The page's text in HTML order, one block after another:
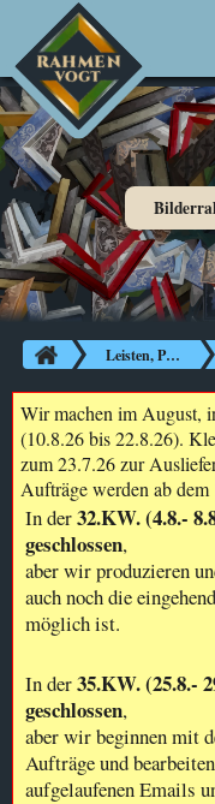
Leisten, Passepartouts, Glas etc.
Wir machen im August,
(10.8.26 bis 22.8.26).
zum 23.7.26 zur
Aufträge werden ab
In der32.KW. (4.8.-
geschlossen,
aber wir produzieren
auch noch die
möglich ist.
In der35.KW. (25.8.-
geschlossen,
aber wir beginnen mit
Aufträge und
aufgelaufenen Emails